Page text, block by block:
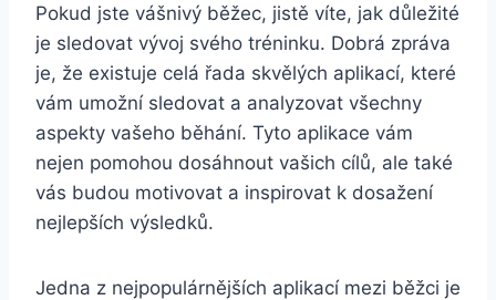
Pokud jste vášnivý běžec, jistě víte, jak důležité
je sledovat vývoj svého tréninku. Dobrá zpráva
je, že existuje celá řada skvělých aplikací, které
vám umožní sledovat a analyzovat všechny
aspekty vašeho běhání. Tyto aplikace vám
nejen pomohou dosáhnout vašich cílů, ale také
vás budou motivovat a inspirovat k dosažení
nejlepších výsledků.
Jedna z nejpopulárnějších aplikací mezi běžci je